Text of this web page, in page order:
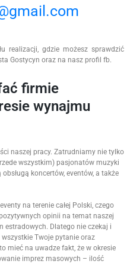
realizacji, gdzie możesz sprawdzić
Gostycyn oraz na nasz profil fb.
firmie
wynajmu
naszej pracy. Zatrudniamy nie tylko
wszystkim) pasjonatów muzyki
koncertów, eventów, a także
na terenie całej Polski, czego
opinii na temat naszej
estradowych. Dlatego nie czekaj i
Twoje pytanie oraz
mieć na uwadze fakt, że w okresie
imprez masowych – ilość